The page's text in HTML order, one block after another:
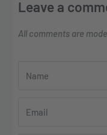
Leave a
All comments are
Name
Email